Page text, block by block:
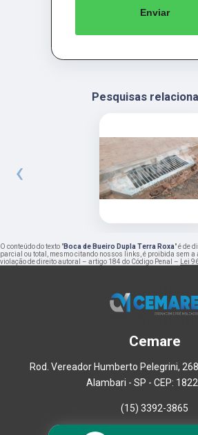
Enviar
Pesquisas
‹
O conteúdo do texto "Boca de Bueiro Dupla Terra Roxa" é de
parcial ou total, mesmo citando nossos links, é proibida sem a
violação de direito autoral – artigo 184 do Código Penal – Lei
Cemare
Rod. Vereador Humberto Pelegrini,
Alambari - SP - CEP:
(15) 3392-3865